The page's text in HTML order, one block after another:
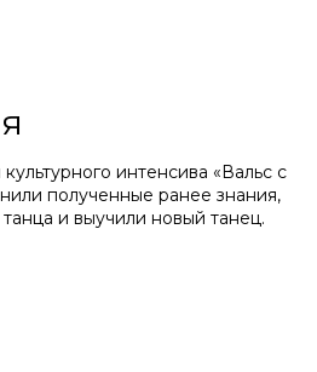
интенсива «Вальс с
полученные ранее знания,
и выучили новый танец.